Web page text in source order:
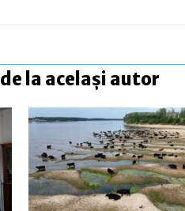
de la același autor